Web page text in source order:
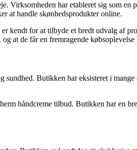
Virksomheden har etableret sig som
at handle skønhedsprodukter online.
kendt for at tilbyde et bredt udvalg af
at de får en fremragende købsoplevelse
Butikken har eksisteret i
håndcreme tilbud. Butikken har en